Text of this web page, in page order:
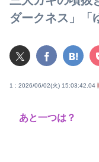
ダークネス」「
1 : 2026/06/02(火) 15:03:42.04
あと一つは？